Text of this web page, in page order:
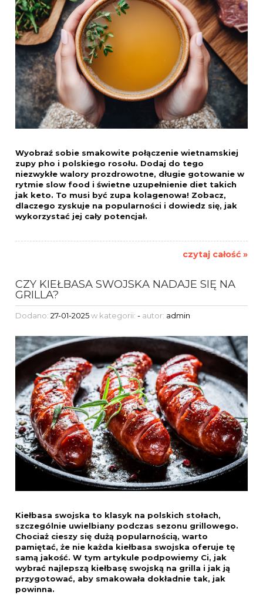
Wyobraź sobie smakowite połączenie wietnamskiej
zupy pho i polskiego rosołu. Dodaj do tego
niezwykłe walory prozdrowotne, długie gotowanie w
rytmie slow food i świetne uzupełnienie diet takich
jak keto. To musi być zupa kolagenowa! Zobacz,
dlaczego zyskuje na popularności i dowiedz się, jak
wykorzystać jej cały potencjał.
czytaj całość »
CZY KIEŁBASA SWOJSKA NADAJE SIĘ NA
GRILLA?
Dodano: 27-01-2025w kategorii: - autor: admin
Kiełbasa swojska to klasyk na polskich stołach,
szczególnie uwielbiany podczas sezonu grillowego.
Chociaż cieszy się dużą popularnością, warto
pamiętać, że nie każda kiełbasa swojska oferuje tę
samą jakość. W tym artykule podpowiemy Ci, jak
wybrać najlepszą kiełbasę swojską na grilla i jak ją
przygotować, aby smakowała dokładnie tak, jak
powinna.